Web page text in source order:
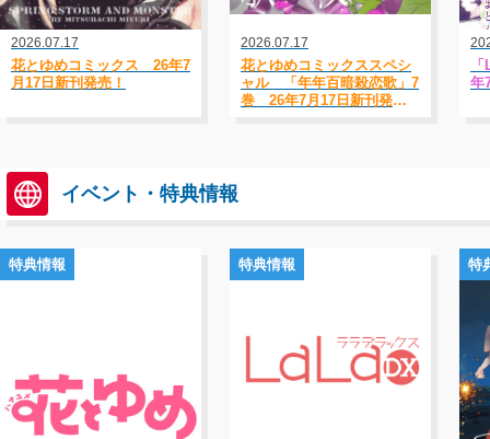
2026.07.17
花とゆめコミックス 26年7
月17日新刊発売！
2026.07.17
花とゆめコミックススペシ
ャル 「年年百暗殺恋歌」7
巻 26年7月17日新刊発
年
イベント・特典情報
特典情報 特典情報 特